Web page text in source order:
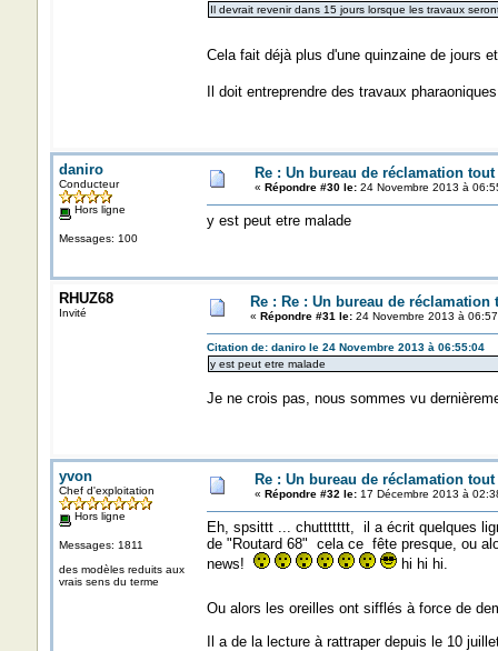
Il devrait revenir dans 15 jours lorsque les travaux
Cela fait déjà plus d'une quinzaine de jours
Il doit entreprendre des travaux
daniro
Conducteur
Hors ligne
Messages: 100
Re : Un bureau de réclamation
« Répondre #30 le:24 Novembre 2013 à
y est peut etre malade
RHUZ68
Invité
Re : Re : Un bureau de réclamation
« Répondre #31 le:24 Novembre 2013 à
Citation de: daniro le 24 Novembre 2013 à 06:55:04
y est peut etre malade
Je ne crois pas, nous sommes vu
yvon
Chef d'exploitation
Hors ligne
Messages: 1811
des modèles reduits aux
vrais sens du terme
Re : Un bureau de réclamation
« Répondre #32 le:17 Décembre 2013 à
Eh, spsittt ... chuttttttt, il a écrit quelques
de "Routard 68" cela ce fête presque, ou
news!
hi hi hi.
Ou alors les oreilles ont sifflés à force de
Il a de la lecture à rattraper depuis le 10